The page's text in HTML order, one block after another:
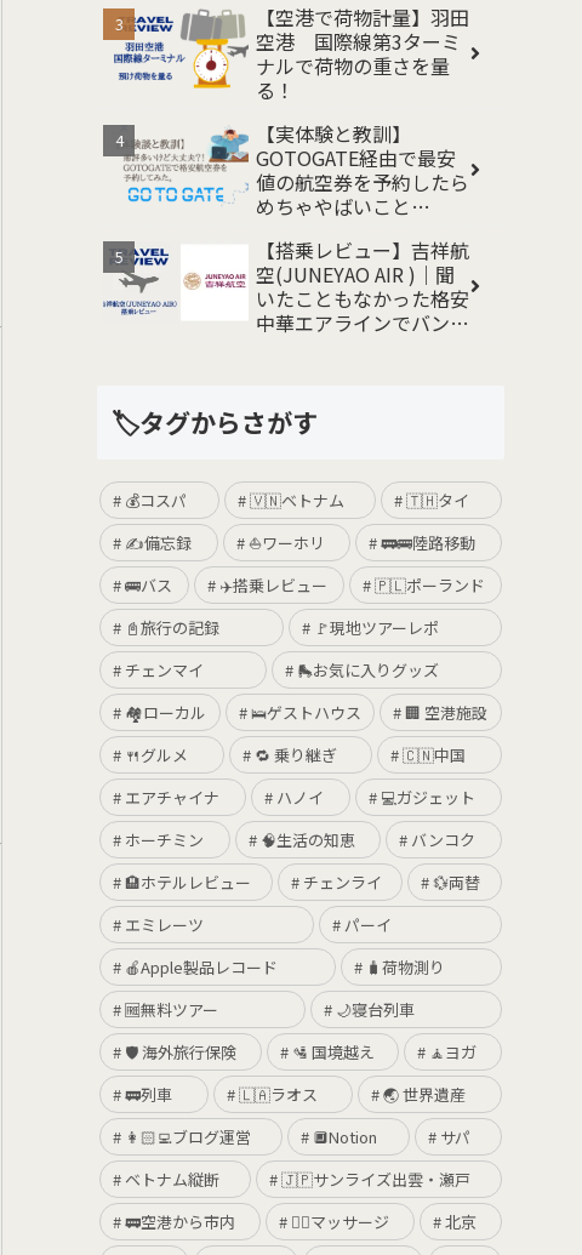
【空港で荷物計量】羽田
空港 国際線第3ターミ
ナルで荷物の重さを量
る！
【実体験と教訓】
GOTOGATE経由で最安
値の航空券を予約したら
めちゃやばいこと
【搭乗レビュー】吉祥航
空(JUNEYAO AIR )｜聞
いたこともなかった格安
中華エアラインでバンコ
🏷️タグからさがす
💰コスパ 🇻🇳ベトナム
🇹🇭タイ
✍️備忘録
⛵️ワーホリ
🚃🚌陸路移動
🚌バス
✈️搭乗レビュー
🇵🇱ポーランド
📓旅行の記録
🚩現地ツアーレポ
チェンマイ
🛼お気に入りグッズ
🏘ローカル
🛌ゲストハウス
🏢 空港施設
🍴グルメ
🔁 乗り継ぎ
🇨🇳中国
エアチャイナ
ハノイ
💻ガジェット
ホーチミン
🧠生活の知恵
バンコク
🏨ホテルレビュー
チェンライ
💱両替
エミレーツ
パーイ
🍎Apple製品レコード
🧳荷物測り
🆓無料ツアー
🌙寝台列車
🛡 海外旅行保険
🛂 国境越え
🧘ヨガ
🚃列車
🇱🇦ラオス
🌏 世界遺産
👩🏻‍💻ブログ運営
🔲Notion
サパ
ベトナム縦断
🇯🇵サンライズ出雲・瀬戸
🚃空港から市内
💆‍♀️マッサージ
北京